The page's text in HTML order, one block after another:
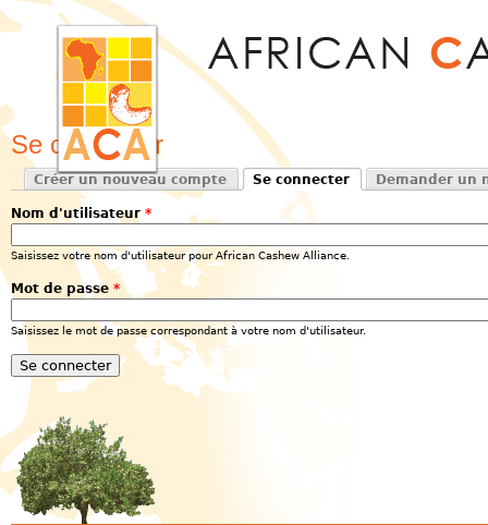
Se connecter
Onglets principaux
Créer un nouveau compte
Se connecter
(onglet actif)
Demander un
Nom d'utilisateur *
Saisissez votre nom d'utilisateur pour African Cashew Alliance.
Mot de passe *
Saisissez le mot de passe correspondant à votre nom d'utilisateur.